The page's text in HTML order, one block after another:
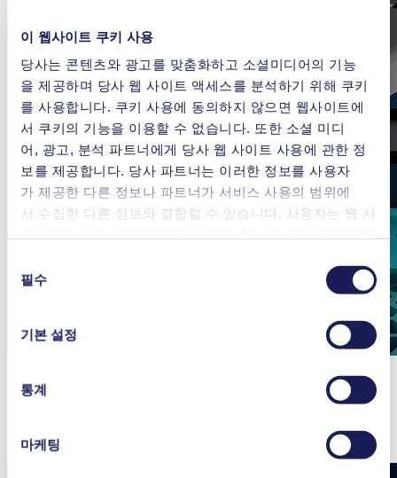
이 웹사이트 쿠키 사용
당사는 콘텐츠와 광고를 맞춤화하고 소셜미디어의 기능
을 제공하며 당사 웹 사이트 액세스를 분석하기 위해 쿠키
를 사용합니다. 쿠키 사용에 동의하지 않으면 웹사이트에
서 쿠키의 기능을 이용할 수 없습니다. 또한 소셜 미디
어, 광고, 분석 파트너에게 당사 웹 사이트 사용에 관한 정
보를 제공합니다. 당사 파트너는 이러한 정보를 사용자
가 제공한 다른 정보나 파트너가 서비스 사용의 범위에
서 수집한 다른 정보와 결합할 수 있습니다. 사용자는 웹 사
사용 중인 쿠키와 그 목적, 법적 토대, 저장 기간 등에 관
개인정보 취급 방침]을 참조하십
필수
기본 설정
통계
마케팅
부드러운 유량을 제공하는 Integrated Pulsation
Dampener